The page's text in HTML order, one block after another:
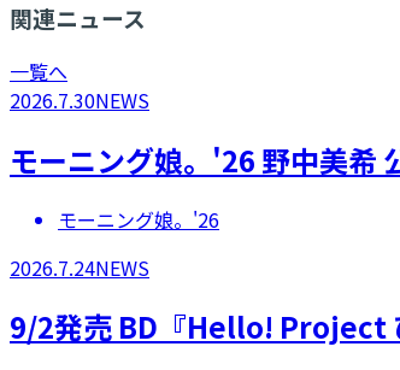
関連ニュース
一覧へ
2026.7.30NEWS
モーニング娘。'26 野中美希
モーニング娘。'26
2026.7.24NEWS
9/2発売 BD『Hello! Project